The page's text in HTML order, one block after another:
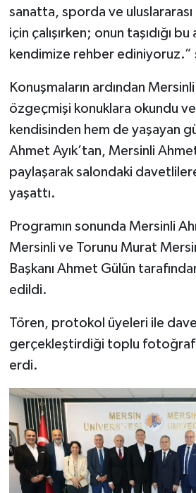
sanatta, sporda ve
için çalışırken; onun taşıdığı
kendimize rehber ediniyoruz.”
Konuşmaların ardından
özgeçmişi konuklara okundu
kendisinden hem de yaşayan
Ahmet Ayık’tan, Mersinli
paylaşarak salondaki
yaşattı.
Programın sonunda Mersinli
Mersinli ve Torunu Murat
Başkanı Ahmet Gülün
edildi.
Tören, protokol üyeleri ile
gerçekleştirdiği toplu fotoğraf
erdi.